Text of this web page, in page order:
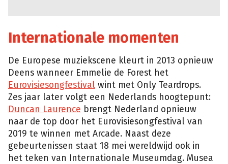
Internationale momenten
De Europese muziekscene kleurt in 2013 opnieuw
Deens wanneer Emmelie de Forest het
Eurovisiesongfestival wint met Only Teardrops.
Zes jaar later volgt een Nederlands hoogtepunt:
Duncan Laurence brengt Nederland opnieuw
naar de top door het Eurovisiesongfestival van
2019 te winnen met Arcade. Naast deze
gebeurtenissen staat 18 mei wereldwijd ook in
het teken van Internationale Museumdag. Musea